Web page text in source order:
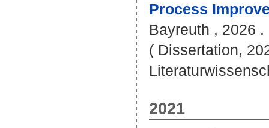
Process
Bayreuth , 2026 .
( Dissertation,
2021